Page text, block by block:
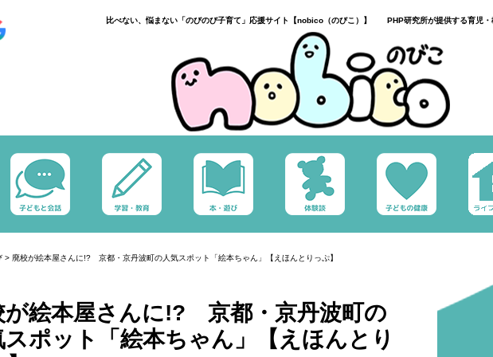
比べない、悩まない「のびのび子育て」応援サイト【nobico（のびこ）】 PHP研究所が提供する育児・
> 廃校が絵本屋さんに!? 京都・京丹波町の人気スポット「絵本ちゃん」【えほんとりっぷ】
が絵本屋さんに!? 京都・京丹波町の
スポット「絵本ちゃん」【えほんとり